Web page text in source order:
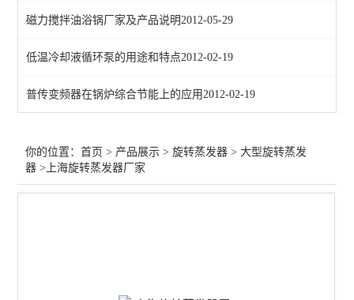
磁力搅拌油浴锅厂家及产品说明2012-05-29
低温冷却液循环泵的用途和特点2012-02-19
普传变频器在锅炉综合节能上的应用2012-02-19
你的位置：首页 > 产品展示 >旋转蒸发器 >大型旋转蒸发
器 >上海旋转蒸发器厂家